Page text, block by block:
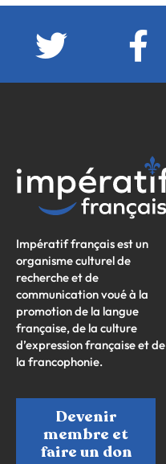
Impératif français est un
organisme culturel de
recherche et de
communication voué à la
promotion de la langue
française, de la culture
d’expression française et de
la francophonie.
Devenir
membre et
faire un don